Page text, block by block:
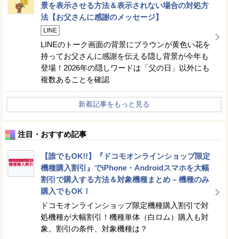
景を表示させる方法＆表示されない場合の対処方
法【お父さんに感謝のメッセージ】
LINE
LINEのトーク画面の背景にブラウンが黄色い花を
持ってお父さんに感謝を伝える隠し背景が今年も
登場！2026年の隠しワードは「父の日」以外にも
複数あることを確認
新着記事をもっと見る
注目・おすすめ記事
【誰でもOK!!】『ドコモオンラインショップ限定
機種購入割引』でiPhone・Androidスマホを大幅
割引で購入する方法＆対象機種まとめ – 機種のみ
購入でもOK！
ドコモオンラインショップ限定機種購入割引で対
処機種が大幅割引！機種単体（白ロム）購入も対
象。割引の条件、対象機種は？